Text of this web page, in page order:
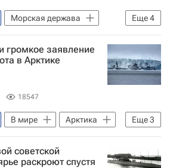
Еще4
Морская держава
корпорация
громкое заявление
в Арктике
18547
Еще3
В мире
Арктика
советской
раскроют спустя